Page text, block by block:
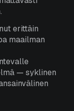
erittäin
maailman
— syklinen